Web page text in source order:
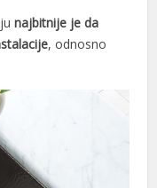
najbitnije je da
, odnosno